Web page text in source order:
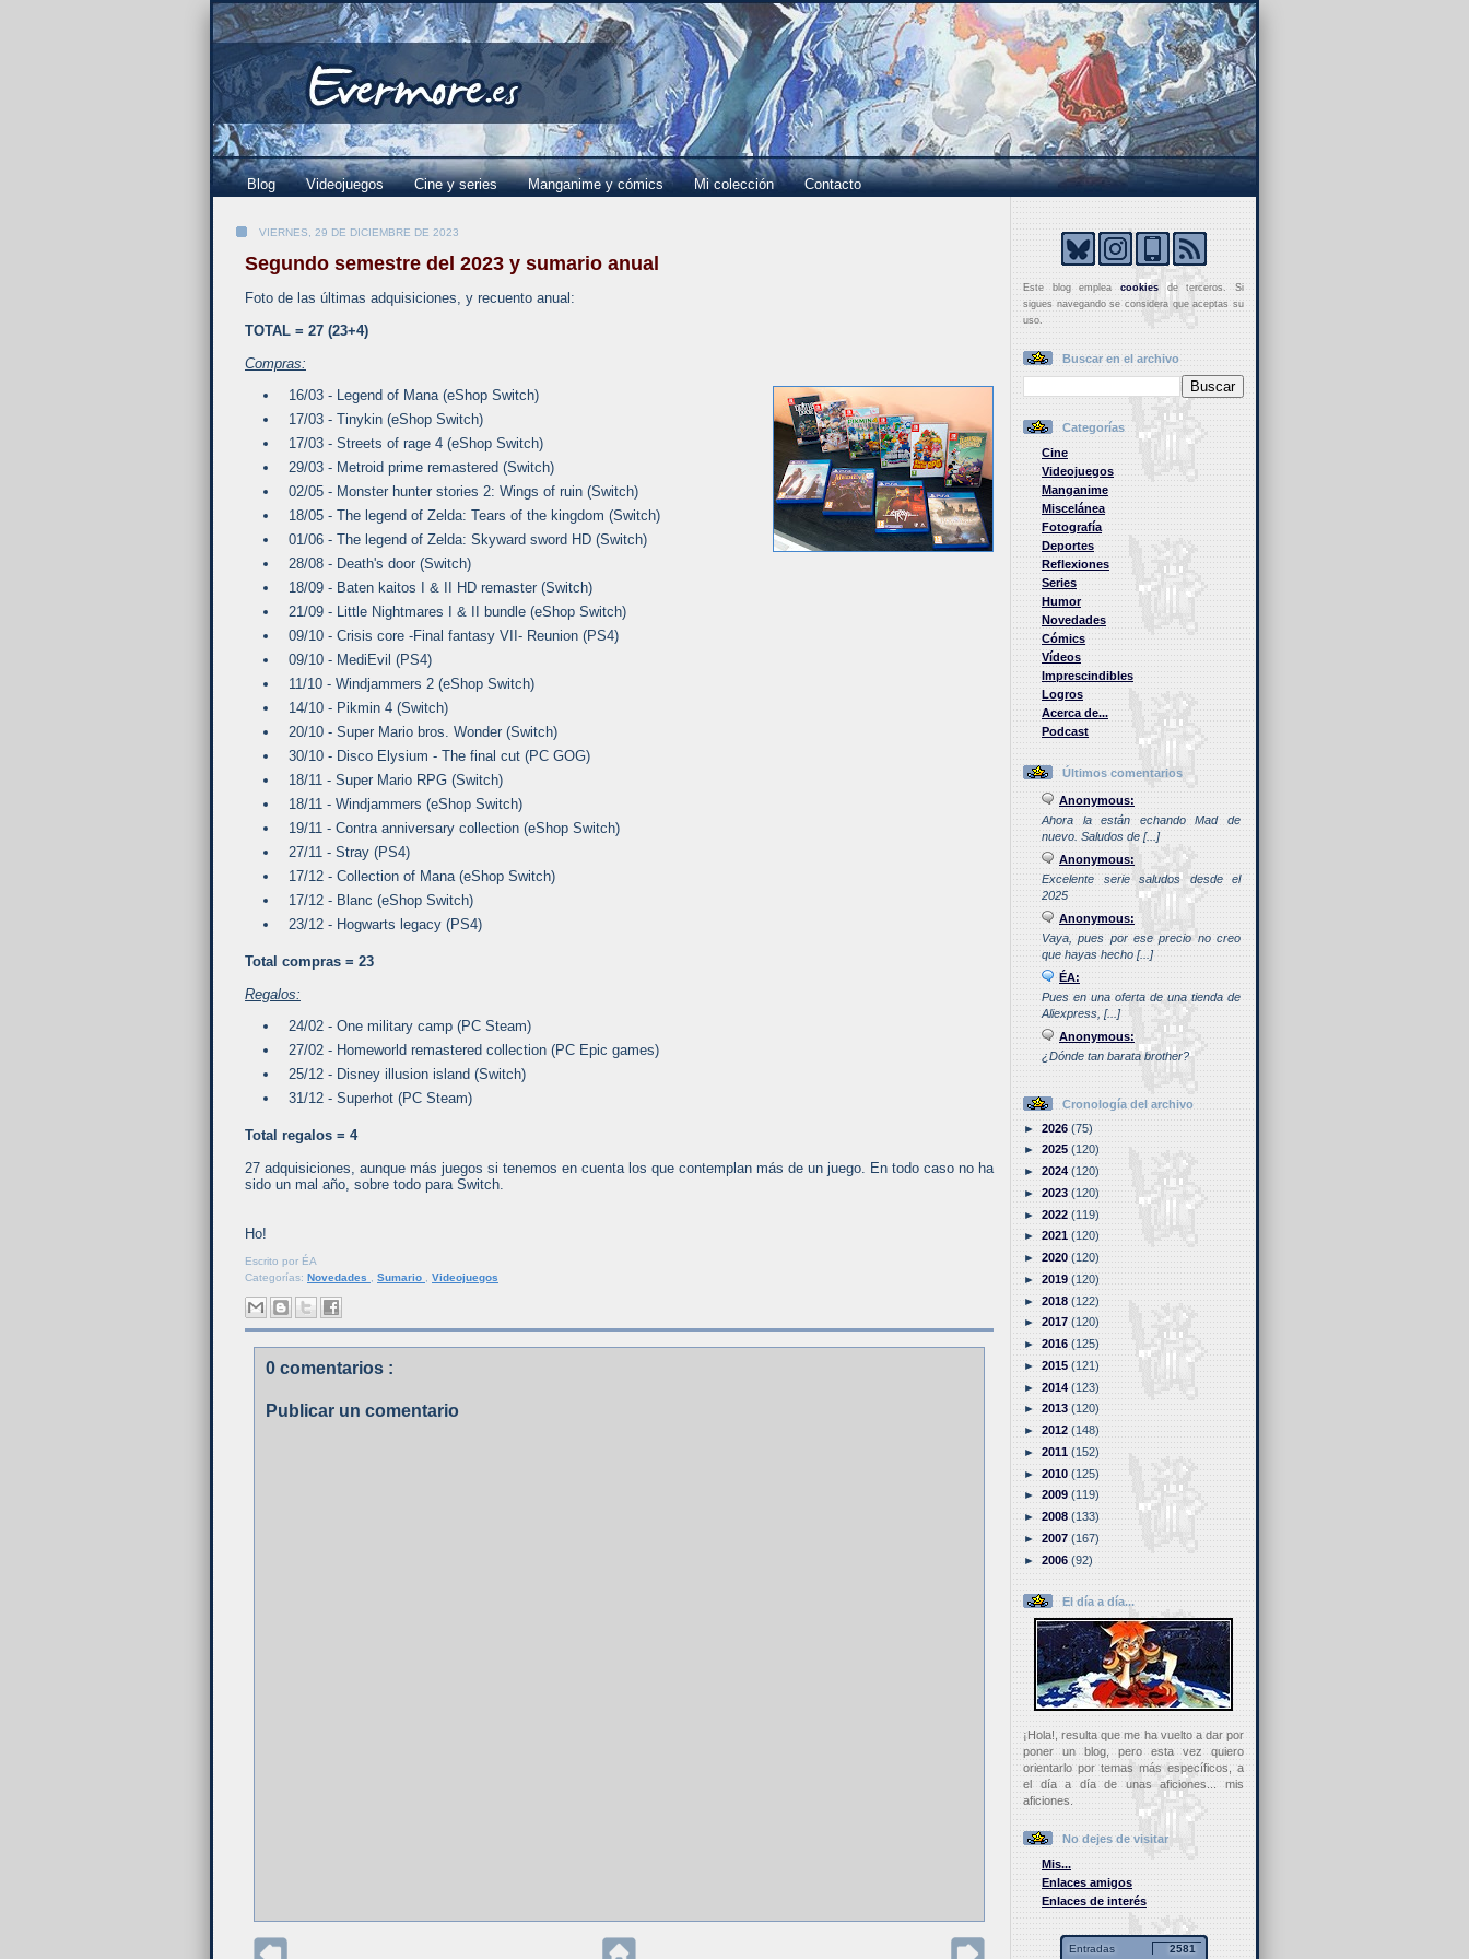
Blog Videojuegos Cine y series Manganime y cómics Mi colección Contacto
VIERNES, 29 DE DICIEMBRE DE 2023
Segundo semestre del 2023 y sumario anual
Foto de las últimas adquisiciones, y recuento anual:
TOTAL = 27 (23+4)
Compras:
16/03 - Legend of Mana (eShop Switch)
17/03 - Tinykin (eShop Switch)
17/03 - Streets of rage 4 (eShop Switch)
29/03 - Metroid prime remastered (Switch)
02/05 - Monster hunter stories 2: Wings of ruin (Switch)
18/05 - The legend of Zelda: Tears of the kingdom (Switch)
01/06 - The legend of Zelda: Skyward sword HD (Switch)
28/08 - Death's door (Switch)
18/09 - Baten kaitos I & II HD remaster (Switch)
21/09 - Little Nightmares I & II bundle (eShop Switch)
09/10 - Crisis core -Final fantasy VII- Reunion (PS4)
09/10 - MediEvil (PS4)
11/10 - Windjammers 2 (eShop Switch)
14/10 - Pikmin 4 (Switch)
20/10 - Super Mario bros. Wonder (Switch)
30/10 - Disco Elysium - The final cut (PC GOG)
18/11 - Super Mario RPG (Switch)
18/11 - Windjammers (eShop Switch)
19/11 - Contra anniversary collection (eShop Switch)
27/11 - Stray (PS4)
17/12 - Collection of Mana (eShop Switch)
17/12 - Blanc (eShop Switch)
23/12 - Hogwarts legacy (PS4)
Total compras = 23
Regalos:
24/02 - One military camp (PC Steam)
27/02 - Homeworld remastered collection (PC Epic games)
25/12 - Disney illusion island (Switch)
31/12 - Superhot (PC Steam)
Total regalos = 4
27 adquisiciones, aunque más juegos si tenemos en cuenta los que contemplan más de un juego. En todo caso no ha
sido un mal año, sobre todo para Switch.
Ho!
Escrito por ÉA
Categorías: Novedades Sumario Videojuegos
0 comentarios :
Publicar un comentario
Este blog empleacookies de terceros. Si
sigues navegando se considera que aceptas su
uso.
Buscar en el archivo
Categorías
Cine
Videojuegos
Manganime
Miscelánea
Fotografía
Deportes
Reflexiones
Series
Humor
Novedades
Cómics
Vídeos
Imprescindibles
Logros
Acerca de...
Podcast
Últimos comentarios
Anonymous:
Ahora la están echando Mad de
nuevo. Saludos de [...]
Anonymous:
Excelente serie saludos desde el
2025
Anonymous:
Vaya, pues por ese precio no creo
que hayas hecho [...]
ÉA:
Pues en una oferta de una tienda de
Aliexpress, [...]
Anonymous:
¿Dónde tan barata brother?
Cronología del archivo
►2026(75)
►2025(120)
►2024(120)
►2023(120)
►2022(119)
►2021(120)
►2020(120)
►2019(120)
►2018(122)
►2017(120)
►2016(125)
►2015(121)
►2014(123)
►2013(120)
►2012(148)
►2011(152)
►2010(125)
►2009(119)
►2008(133)
►2007(167)
►2006(92)
El día a día...
¡Hola!, resulta que me ha vuelto a dar por
poner un blog, pero esta vez quiero
orientarlo por temas más específicos, a
el día a día de unas aficiones... mis
aficiones.
No dejes de visitar
Mis...
Enlaces amigos
Enlaces de interés
Entradas 2581